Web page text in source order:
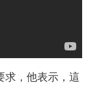
求，他表示，這